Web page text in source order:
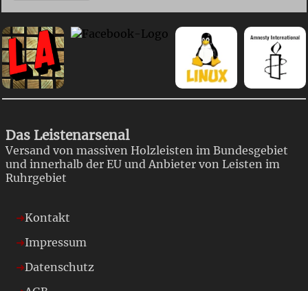
Das Leistenarsenal
Versand von massiven Holzleisten im Bundesgebiet
und innerhalb der EU und Anbieter von Leisten im
Ruhrgebiet
Kontakt
Impressum
Datenschutz